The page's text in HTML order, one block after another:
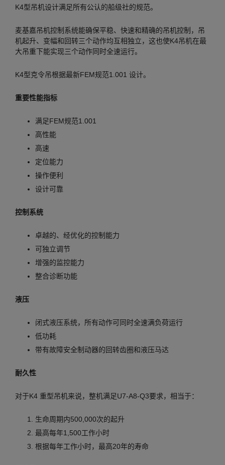
K4型吊机设计满足所有公认的船级社的规范。
麦基嘉吊机控制系统能确保平稳、快速和精确的吊机控制，吊
机起升、变幅和回转三个动作均互相独立，这也使K4吊机在最
大吊重下能实现三个动作同时全速运行。
K4型克令吊根据最新FEM规范1.001 设计。
重要性能指标
满足FEM规范1.001
高性能
高速
定位能力
操作便利
设计可靠
控制系统
卓越的、经优化的控制能力
可独立调节
增强的监控能力
整合诊断功能
液压
闭式液压系统，所有动作可同时全速满负荷运行
低功耗
带有故障安全制动器的回转齿圈和液压马达
耐久性
对于K4 重型吊机来说，整机满足U7-A8-Q3要求，相当于：
生命周期内500,000次的起升
最高每年1,500工作小时
根据每年工作小时，最高20年的寿命